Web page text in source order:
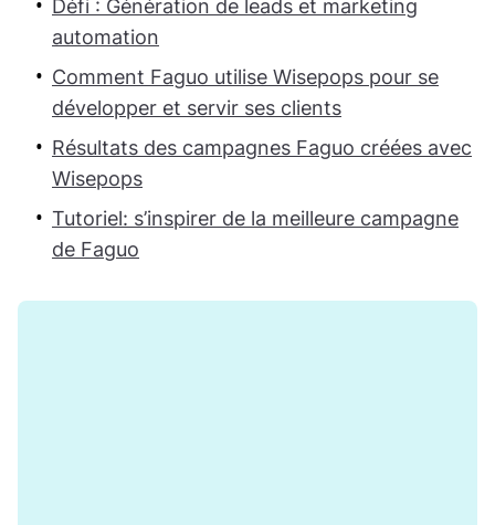
Défi : Génération de leads et marketing
automation
Comment Faguo utilise Wisepops pour se
développer et servir ses clients
Résultats des campagnes Faguo créées avec
Wisepops
Tutoriel: s’inspirer de la meilleure campagne
de Faguo